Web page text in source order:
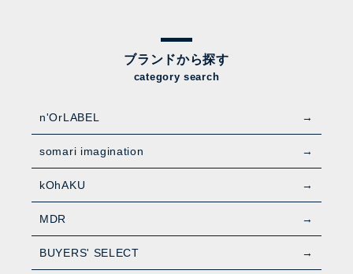
ブランドから探す
category search
n'OrLABEL
somari imagination
kOhAKU
MDR
BUYERS' SELECT